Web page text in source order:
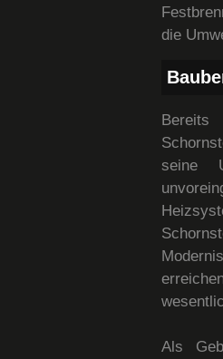
die
seine
Als